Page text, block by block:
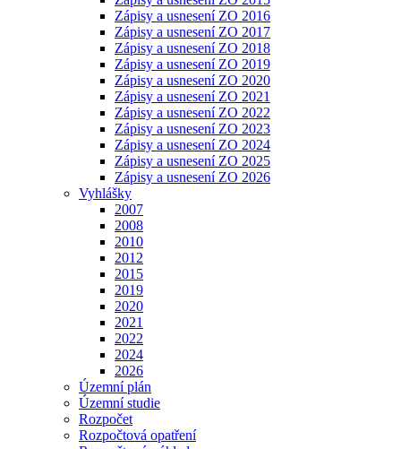
Zápisy a usnesení ZO 2016
Zápisy a usnesení ZO 2017
Zápisy a usnesení ZO 2018
Zápisy a usnesení ZO 2019
Zápisy a usnesení ZO 2020
Zápisy a usnesení ZO 2021
Zápisy a usnesení ZO 2022
Zápisy a usnesení ZO 2023
Zápisy a usnesení ZO 2024
Zápisy a usnesení ZO 2025
Zápisy a usnesení ZO 2026
Vyhlášky
2007
2008
2010
2012
2015
2019
2020
2021
2022
2024
2026
Územní plán
Územní studie
Rozpočet
Rozpočtová opatření